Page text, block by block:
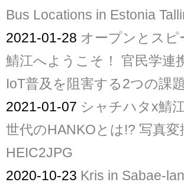
Bus Locations in Estonia
2021-01-28 オープンとスピ
鯖江へようこそ！ 官民学連
IoT普及を阻害する2つの課題
2021-01-07 シャチハタx鯖
世代のHANKOとは!? 写真変
HEIC2JPG
2020-10-23 Kris in Sabae-